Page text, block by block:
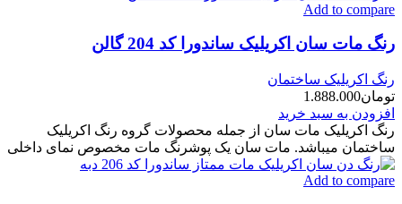
Add to compare
رنگ مات سان اکریلیک ساندورا کد 204 گالن
رنگ اکریلیک ساختمان
تومان1.888.000
افزودن به سبد خرید
رنگ اکریلیک مات سان از جمله محصولات گروه رنگ اکریلیک
ساختمان میباشد. مات سان یک پوشرنگ مات مخصوص نمای داخلی
Add to compare